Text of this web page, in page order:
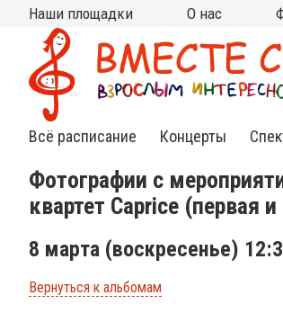
Наши площадки
Москва
на КИТАЙ-ГОРОДЕ
на ЧИСТЫХ ПРУДАХ
на ВДНХ
на НОВОСЛОБОДСКОЙ
на ПАРКЕ КУЛЬТУРЫ
в АРМЯНСКОМ
в СТАРОСАДСКОМ
(Китай-город)
в РАМЕНКАХ
на ТУРГЕНЕВСКОЙ
(школа Алгоритм)
на КРАСНЫХ ВОРОТАХ
на МЯСНИЦКОЙ (Чистые
пруды)
Московская область
в МЫТИЩАХ (клуб
Самовар)
в МЫТИЩАХ (ДЦ "Смарт
Ленд")
Все площадки на карте
О нас
Кто мы?
Контакты
Сотрудничество
Новости
Подвешенный
Всё расписание
Концерты
классика
Яркий джаз
Веселый рок-н-
ролл
Необычный
фолк
для
Фотографии с
квартет Caprice (первая
8 марта (воскресенье)
Вернуться к альбомам